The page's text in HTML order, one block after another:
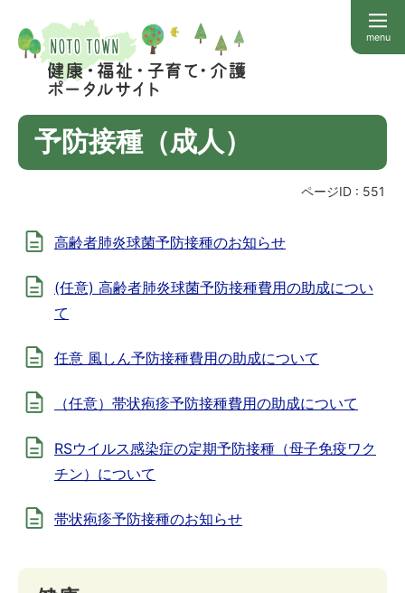
menu
予防接種（成人）
ページID : 551
高齢者肺炎球菌予防接種のお知らせ
(任意) 高齢者肺炎球菌予防接種費用の助成につい
て
任意 風しん予防接種費用の助成について
（任意）帯状疱疹予防接種費用の助成について
RSウイルス感染症の定期予防接種（母子免疫ワク
チン）について
帯状疱疹予防接種のお知らせ